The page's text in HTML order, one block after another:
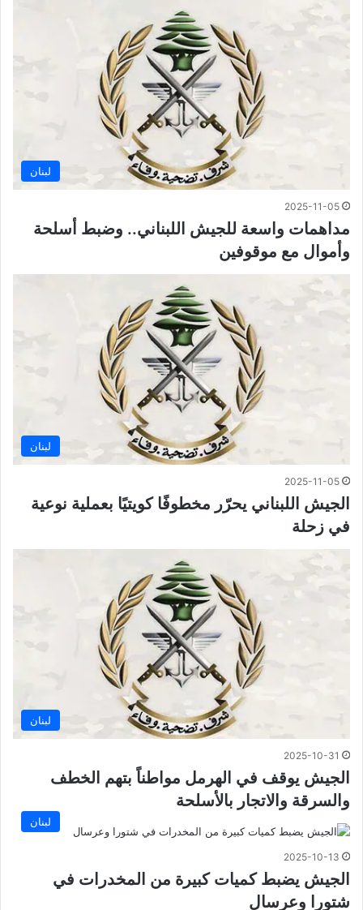
لبنان
2025-11-05
مداهمات واسعة للجيش اللبناني.. وضبط أسلحة
وأموال مع موقوفين
لبنان
2025-11-05
الجيش اللبناني يحرّر مخطوفًا كويتيًا بعملية نوعية
في زحلة
لبنان
2025-10-31
الجيش يوقف في الهرمل مواطناً بتهم الخطف
والسرقة والاتجار بالأسلحة
لبنان
2025-10-13
الجيش يضبط كميات كبيرة من المخدرات في
شتورا وعرسال